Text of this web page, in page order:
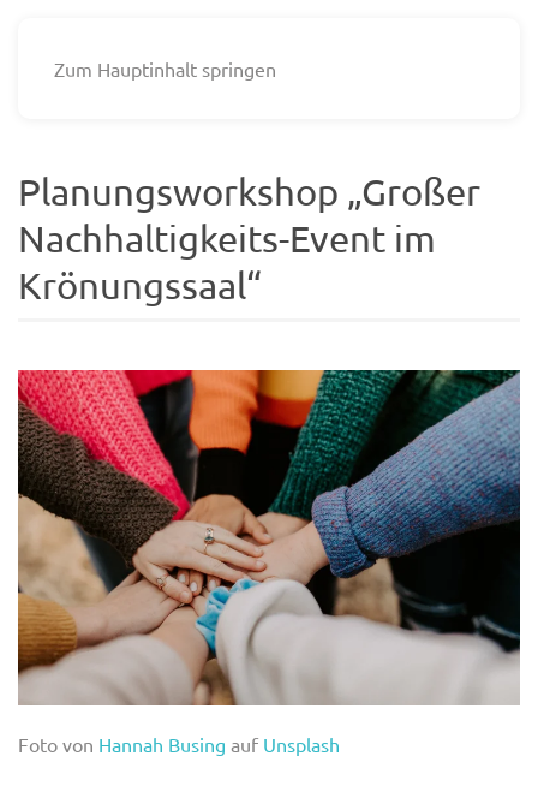
Zum Hauptinhalt springen
Planungsworkshop „Großer
Nachhaltigkeits-Event im
Krönungssaal“
Foto von Hannah Busing auf Unsplash